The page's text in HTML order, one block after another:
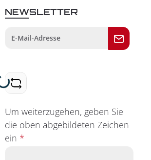
NEWSLETTER
Um weiterzugehen, geben Sie
die oben abgebildeten Zeichen
ein *